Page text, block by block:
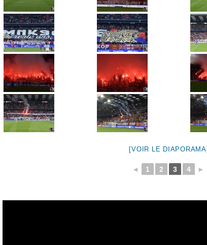
[VOIR LE
◄ 1 2 3 4 ►